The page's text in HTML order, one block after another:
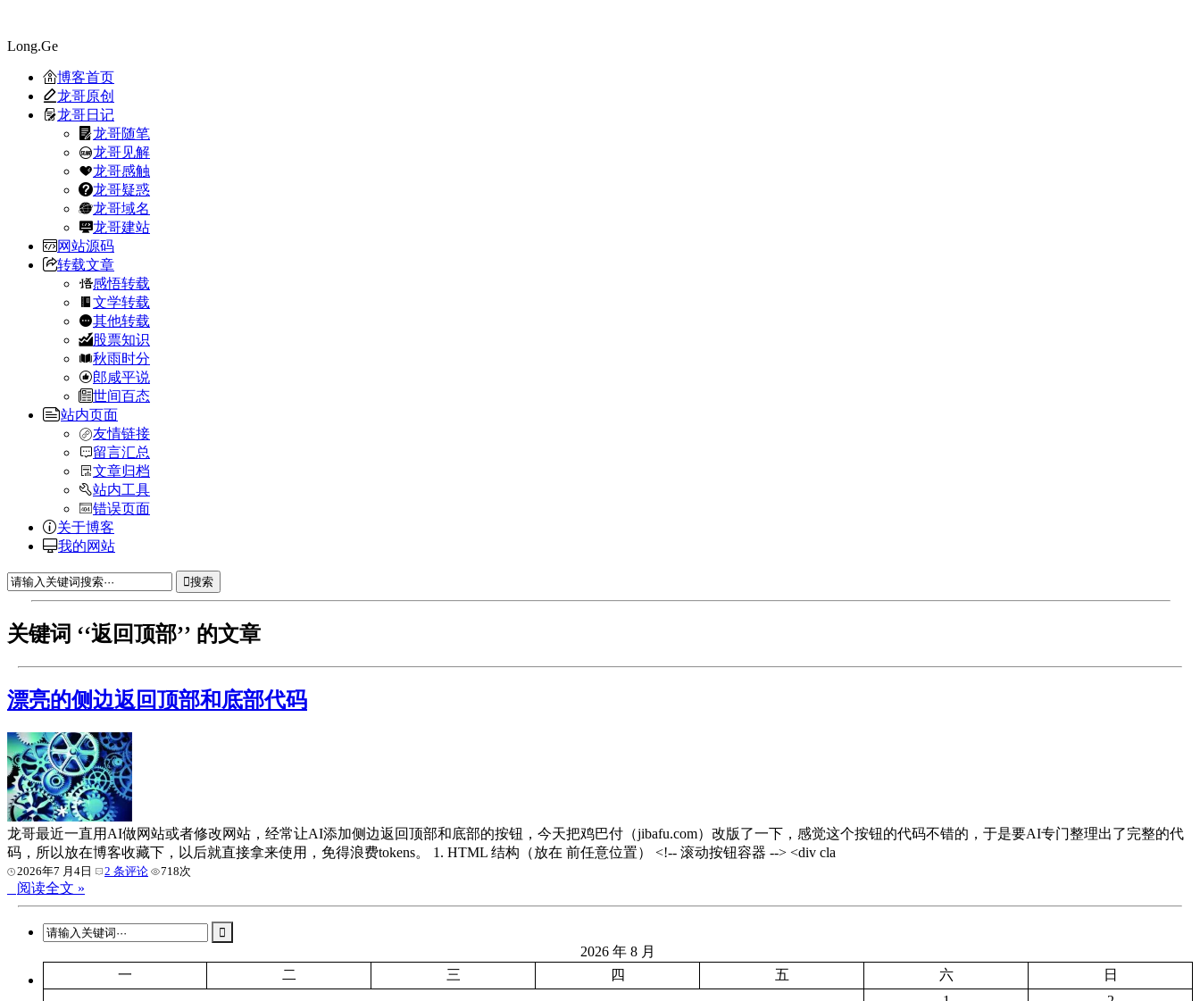
Long.Ge
博客首页
龙哥原创
龙哥日记
龙哥随笔
龙哥见解
龙哥感触
龙哥疑惑
龙哥域名
龙哥建站
网站源码
转载文章
感悟转载
文学转载
其他转载
股票知识
秋雨时分
郎咸平说
世间百态
站内页面
友情链接
留言汇总
文章归档
站内工具
错误页面
关于博客
我的网站
搜索
关键词 ‘‘返回顶部’’ 的文章
漂亮的侧边返回顶部和底部代码
龙哥最近一直用AI做网站或者修改网站，经常让AI添加侧边返回顶部和底部的按钮，今天把鸡巴付（jibafu.com）改版了一下，感觉这个按钮的代码不错的，于是要AI专门整理出了完整的代
码，所以放在博客收藏下，以后就直接拿来使用，免得浪费tokens。 1. HTML 结构（放在 前任意位置） <!-- 滚动按钮容器 --> <div cla
2026年7 月4日 2 条评论 718次
阅读全文 »
2026 年 8 月
一
二 三 四 五 六
日